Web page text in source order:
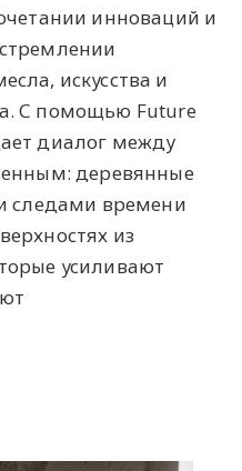
инноваций и
искусства и
С помощью Future
диалог между
деревянные
следами времени
из
усиливают